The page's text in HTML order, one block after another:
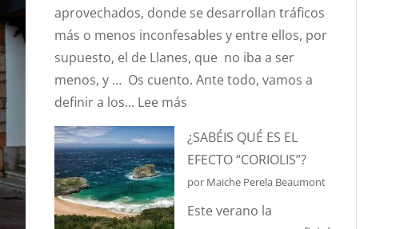
aprovechados, donde se desarrollan tráficos
más o menos inconfesables y entre ellos, por
supuesto, el de Llanes, que no iba a ser
menos, y … Os cuento. Ante todo, vamos a
definir a los... Lee más
DE
HURTOS
Y
PILLERÍAS
¿SABÉIS QUÉ ES EL
EFECTO “CORIOLIS”?
por Maiche Perela Beaumont
Este verano la